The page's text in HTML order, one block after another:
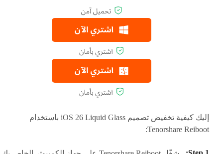
إليك كيفية تخفيض تصميم iOS 26 Liquid Glass باستخدام
Tenorshare Reiboot: